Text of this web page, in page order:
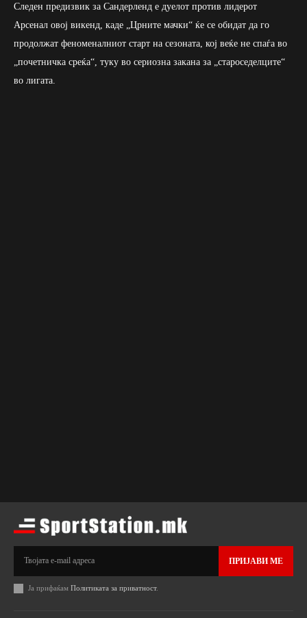
Следен предизвик за Сандерленд е дуелот против лидерот
Арсенал овој викенд, каде „Црните мачки“ ќе се обидат да го
продолжат феноменалниот старт на сезоната, кој веќе не спаѓа во
„почетничка среќа“, туку во сериозна закана за „староседелците“
во лигата.
ПРИЈАВИ МЕ
Ја прифаќам Политиката за приватност.